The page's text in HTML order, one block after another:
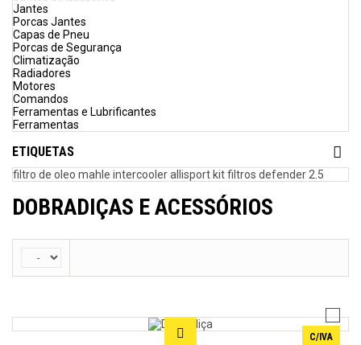
Jantes
Porcas Jantes
Capas de Pneu
Porcas de Segurança
Climatização
Radiadores
Motores
Comandos
Ferramentas e Lubrificantes
Ferramentas
ETIQUETAS
filtro de oleo mahle intercooler allisport kit filtros defender 2.5
DOBRADIÇAS E ACESSÓRIOS
C/IVA